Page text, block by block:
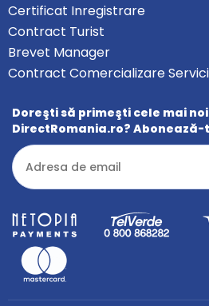
Certificat Inregistrare
Contract Turist
Brevet Manager
Contract Comercializare
Doreşti să primeşti cele mai
DirectRomania.ro?